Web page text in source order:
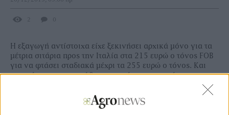
0
Η εξαγωγή αντίστοιχα είχε ξεκινήσει αρχικά µόνο για τα
µέτρια σιτάρια προς την Ιταλία στα 215 ευρώ ο τόνος FOB
για να φτάσει σταδιακά µέχρι τα 255 ευρώ ο τόνος. Και
µπορεί να µην σηµειώθηκε η αντίστοιχη πορεία για τα
ποιοτικά σιτάρια στην εξαγωγή, καθώς άργησαν να τα
ζητήσουν οι πελάτες του εξωτερικού, ωστόσο µόλις έγινε
η µεγάλη πώληση των εµπόρων στην Τουρκία στα τέλη